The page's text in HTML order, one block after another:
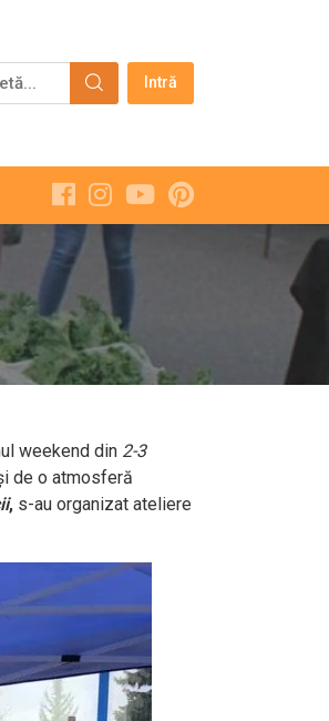
Intră
weekend din 2-3
de o atmosferă
, s-au organizat ateliere